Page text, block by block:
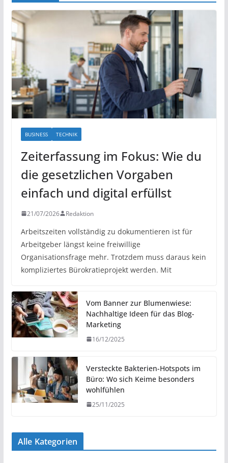
BUSINESS TECHNIK
Zeiterfassung im Fokus: Wie du
die gesetzlichen Vorgaben
einfach und digital erfüllst
21/07/2026 Redaktion
Arbeitszeiten vollständig zu dokumentieren ist für
Arbeitgeber längst keine freiwillige
Organisationsfrage mehr. Trotzdem muss daraus kein
kompliziertes Bürokratieprojekt werden. Mit
Vom Banner zur Blumenwiese:
Nachhaltige Ideen für das Blog-
Marketing
16/12/2025
Versteckte Bakterien-Hotspots im
Büro: Wo sich Keime besonders
wohlfühlen
25/11/2025
Alle Kategorien